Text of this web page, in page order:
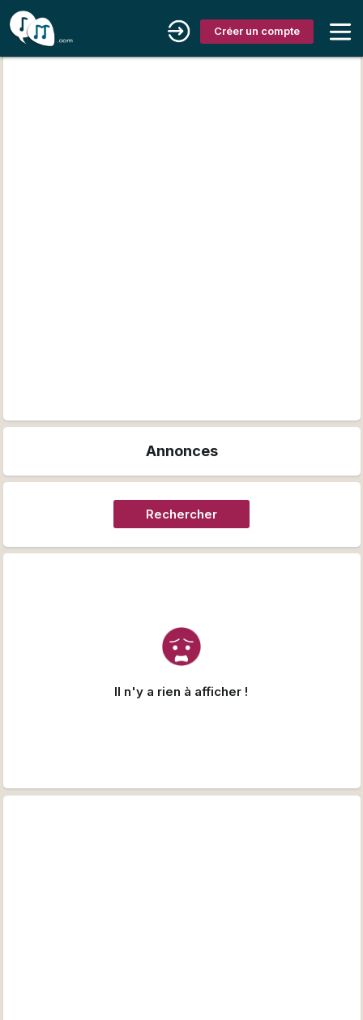
Créer un compte
Annonces
Rechercher
Il n'y a rien à afficher !